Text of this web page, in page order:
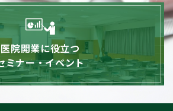
医院開業に役立つ
ミナー・イベント